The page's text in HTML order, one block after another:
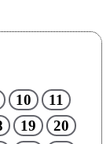
10
11
19
20